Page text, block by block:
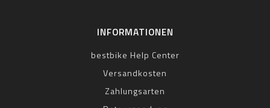
INFORMATIONEN
bestbike Help Center
Versandkosten
Zahlungsarten